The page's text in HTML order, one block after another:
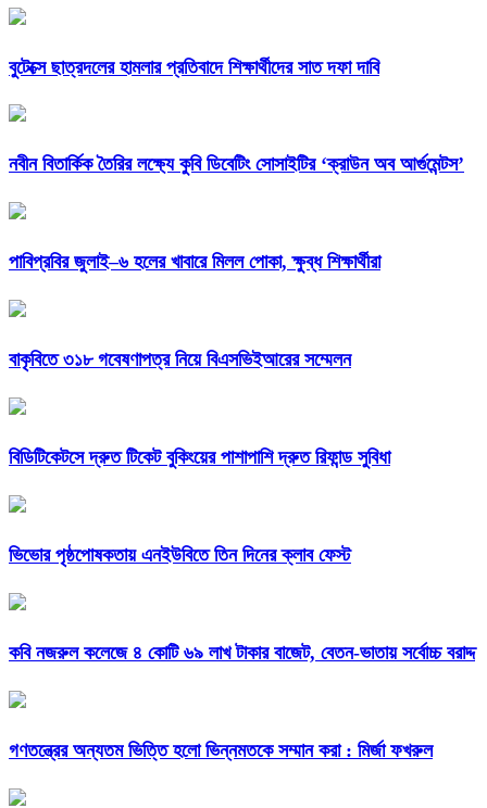
বুটেক্সে ছাত্রদলের হামলার প্রতিবাদে শিক্ষার্থীদের সাত দফা দাবি
নবীন বিতার্কিক তৈরির লক্ষ্যে কুবি ডিবেটিং সোসাইটির ‘ক্রাউন অব আর্গুমেন্টস’
পাবিপ্রবির জুলাই–৬ হলের খাবারে মিলল পোকা, ক্ষুব্ধ শিক্ষার্থীরা
বাকৃবিতে ৩১৮ গবেষণাপত্র নিয়ে বিএসভিইআরের সম্মেলন
বিডিটিকেটসে দ্রুত টিকেট বুকিংয়ের পাশাপাশি দ্রুত রিফান্ড সুবিধা
ভিভোর পৃষ্ঠপোষকতায় এনইউবিতে তিন দিনের ক্লাব ফেস্ট
কবি নজরুল কলেজে ৪ কোটি ৬৯ লাখ টাকার বাজেট, বেতন-ভাতায় সর্বোচ্চ বরাদ্দ
গণতন্ত্রের অন্যতম ভিত্তি হলো ভিন্নমতকে সম্মান করা : মির্জা ফখরুল